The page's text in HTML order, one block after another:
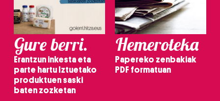
Gure berri.
Erantzun inkesta eta
parte hartu Iztuetako
produktuen saski
baten zozketan
Hemeroteka
Papereko zenbakiak
PDF formatuan